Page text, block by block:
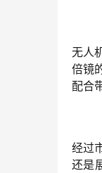
无人
倍镜
配合
经过
还是